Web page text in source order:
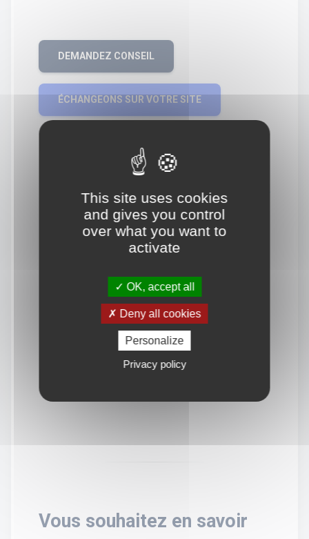
DEMANDEZ CONSEIL
ÉCHANGEONS SUR VOTRE SITE
Vous souhaitez en savoir
This site uses cookies
and gives you control
over what you want to
activate
OK, accept all
Deny all cookies
Personalize
Privacy policy